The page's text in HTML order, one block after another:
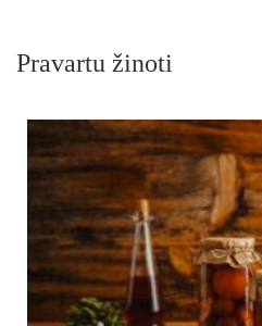
Pravartu žinoti